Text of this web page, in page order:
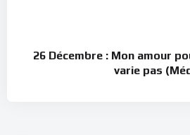
26 Décembre : Mon amour
varie pas